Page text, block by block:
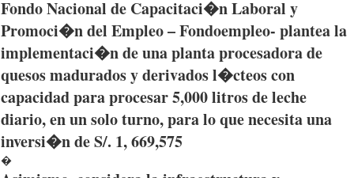
FondoNacional de Capacitaci�nLaboral y
Promoci�ndel Empleo–Fondoempleo- planteala
implementaci�ndeunaplantaprocesadorade
quesosmaduradosyderivadosl�cteoscon
capacidadparaprocesar5,000litrosdeleche
diario, en un soloturno,paraloquenecesitauna
inversi�nde S/. 1, 669,575
�